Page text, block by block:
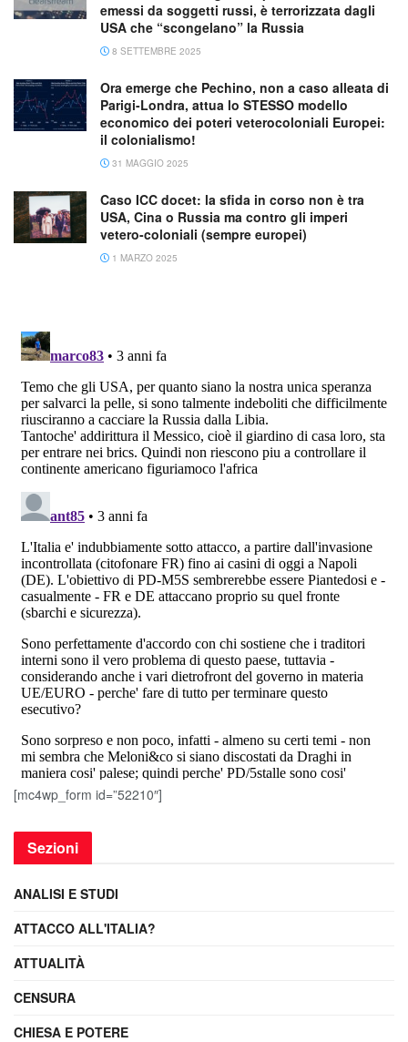
emessi da soggetti russi, è terrorizzata dagli
USA che “scongelano” la Russia
8 SETTEMBRE 2025
Ora emerge che Pechino, non a caso alleata di
Parigi-Londra, attua lo STESSO modello
economico dei poteri veterocoloniali Europei:
il colonialismo!
31 MAGGIO 2025
Caso ICC docet: la sfida in corso non è tra
USA, Cina o Russia ma contro gli imperi
vetero-coloniali (sempre europei)
1 MARZO 2025
[mc4wp_form id=”52210″]
Sezioni
ANALISI E STUDI
ATTACCO ALL'ITALIA?
ATTUALITÀ
CENSURA
CHIESA E POTERE